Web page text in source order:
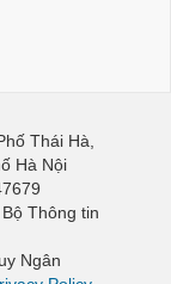
Thái Hà,
Hà Nội
Thông tin
Ngân